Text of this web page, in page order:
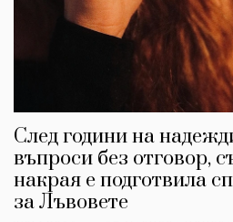
След години на
въпроси без отговор,
накрая е подготвила
за Лъвовете